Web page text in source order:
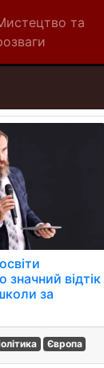
та
значний відтік
за
Європа